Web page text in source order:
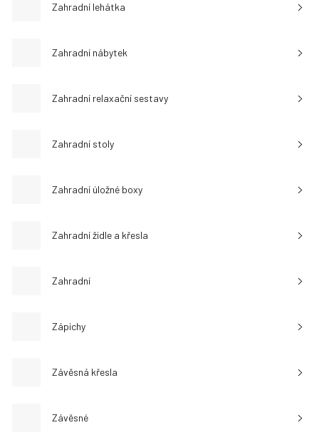
Zahradní lehátka
Zahradní nábytek
Zahradní relaxační sestavy
Zahradní stoly
Zahradní úložné boxy
Zahradní židle a křesla
Zahradní
Zápichy
Závěsná křesla
Závěsné